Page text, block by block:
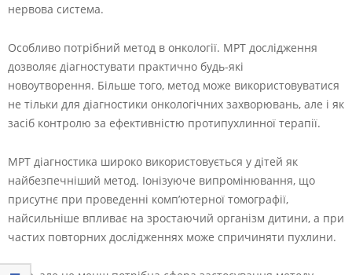
нервова система.
Особливо потрібний метод в онкології. МРТ дослідження
дозволяє діагностувати практично будь-які
новоутворення. Більше того, метод може використовуватися
не тільки для діагностики онкологічних захворювань, але і як
засіб контролю за ефективністю протипухлинної терапії.
МРТ діагностика широко використовується у дітей як
найбезпечніший метод. Іонізуюче випромінювання, що
присутнє при проведенні комп’ютерної томографії,
найсильніше впливає на зростаючий організм дитини, а при
частих повторних дослідженнях може спричиняти пухлини.